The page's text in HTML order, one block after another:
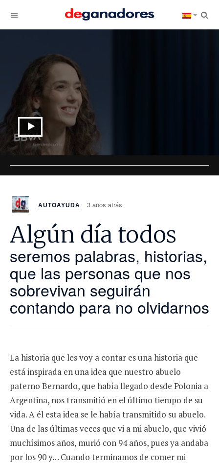
AUTOAYUDA 3 años atrás
Algún día todos
seremos palabras, historias,
que las personas que nos
sobrevivan seguirán
contando para no olvidarnos
La historia que les voy a contar es una historia que
está inspirada en una idea que nuestro abuelo
paterno Bernardo, que había llegado desde Polonia a
Argentina, nos transmitió en el último tiempo de su
vida. A él esta idea se le había transmitido su abuelo.
Una de las últimas veces que vi a mi abuelo, que vivió
muchísimos años, murió con 94 años, pues ya andaba
por los 90 y… Cuando terminamos de comer mi